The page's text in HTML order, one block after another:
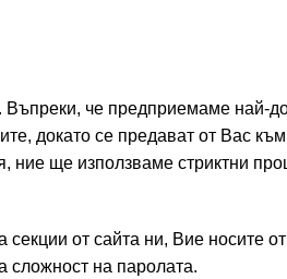
че предприемаме най-
докато се предават от Вас
ще използваме стриктни
от сайта ни, Вие носите
сложност на паролата.